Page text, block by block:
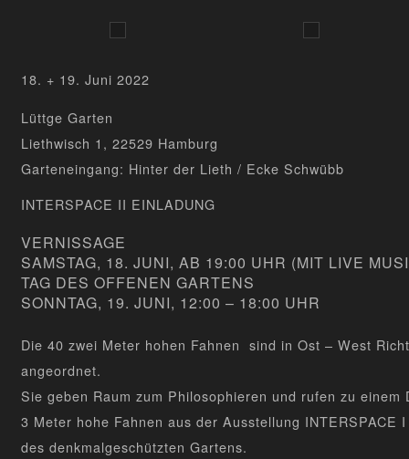
18. + 19. Juni 2022
Lüttge Garten
Liethwisch 1, 22529 Hamburg
Garteneingang: Hinter der Lieth / Ecke Schwübb
INTERSPACE II EINLADUNG
VERNISSAGE
SAMSTAG, 18. JUNI, AB 19:00 UHR (MIT LIVE
TAG DES OFFENEN GARTENS
SONNTAG, 19. JUNI, 12:00 – 18:00 UHR
Die 40 zwei Meter hohen Fahnen sind in Ost – West
angeordnet.
Sie geben Raum zum Philosophieren und rufen zu einem
3 Meter hohe Fahnen aus der Ausstellung INTERSPACE
des denkmalgeschützten Gartens.